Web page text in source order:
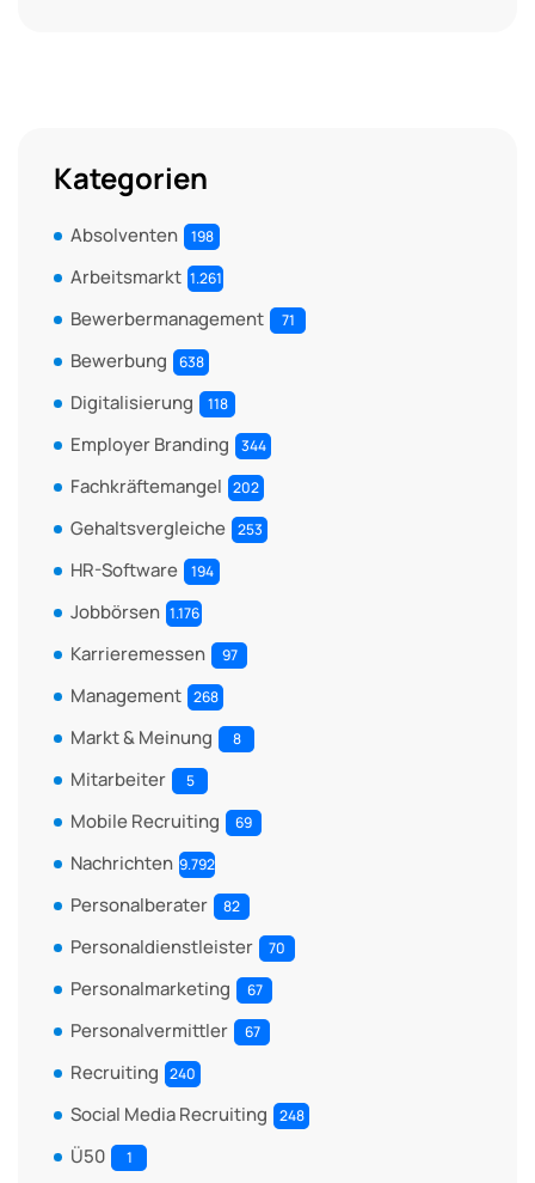
Kategorien
Absolventen 198
Arbeitsmarkt 1.261
Bewerbermanagement 71
Bewerbung 638
Digitalisierung 118
Employer Branding 344
Fachkräftemangel 202
Gehaltsvergleiche 253
HR-Software 194
Jobbörsen 1.176
Karrieremessen 97
Management 268
Markt & Meinung 8
Mitarbeiter 5
Mobile Recruiting 69
Nachrichten 9.792
Personalberater 82
Personaldienstleister 70
Personalmarketing 67
Personalvermittler 67
Recruiting 240
Social Media Recruiting 248
Ü50 1